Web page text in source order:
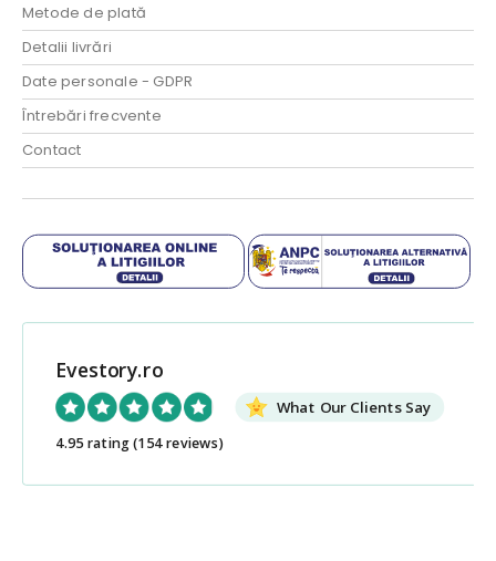
Metode de plată
Detalii livrări
Date personale - GDPR
Întrebări frecvente
Contact
Evestory.ro
What Our Clients Say
4.95 rating(154 reviews)